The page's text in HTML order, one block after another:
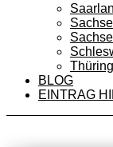
BLOG
EINTRAG